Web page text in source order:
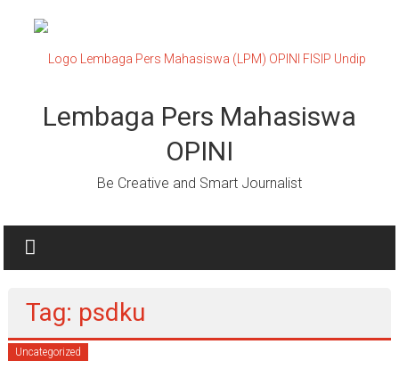
Lembaga Pers Mahasiswa
OPINI
Be Creative and Smart Journalist
Tag: psdku
Uncategorized